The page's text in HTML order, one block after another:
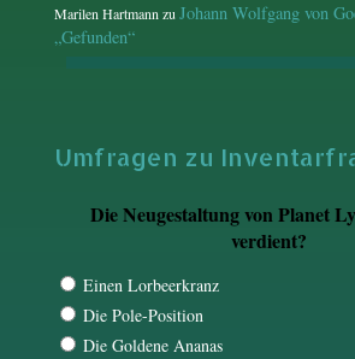
Marilen Hartmann zu Johann Wolfgang von
„Gefunden“
Umfragen zu
Die Neugestaltung von Planet
verdient?
Einen Lorbeerkranz
Die Pole-Position
Die Goldene Ananas